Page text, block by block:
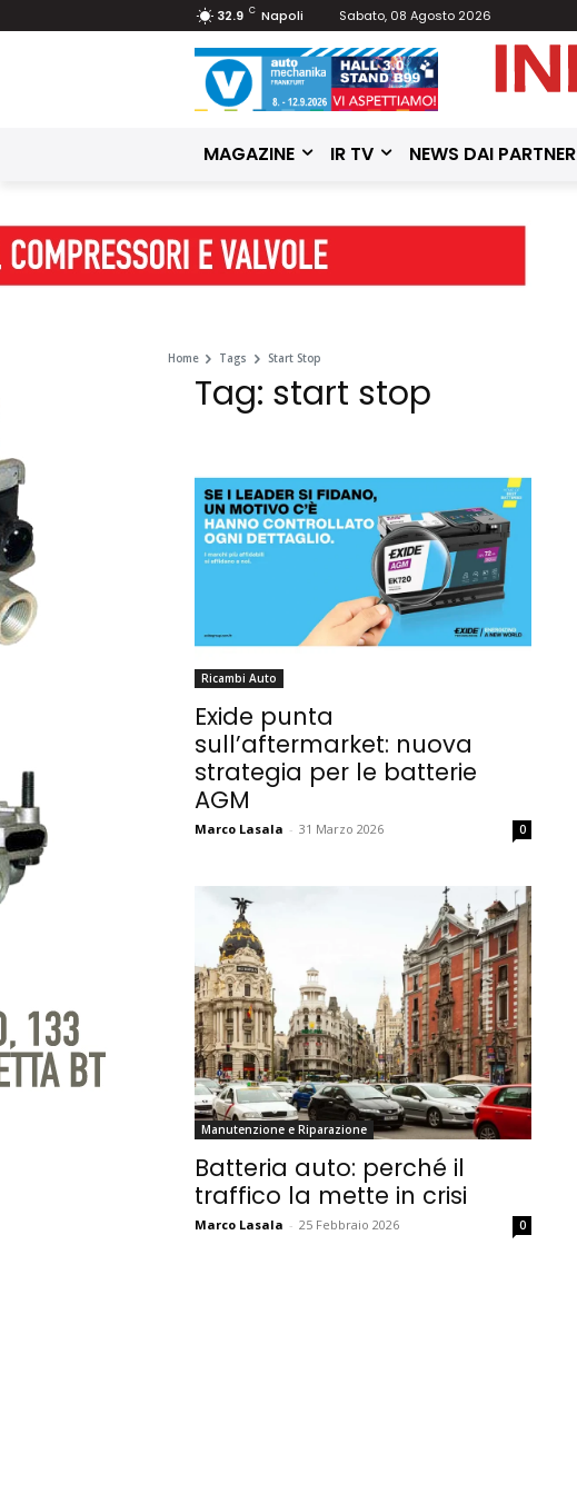
32.9 C Napoli Sabato, 08 Agosto 2026
MAGAZINE IR TV NEWS DAI PARTNER
Home Tags Start Stop
Tag: start stop
Ricambi Auto
Exide punta
sull’aftermarket: nuova
strategia per le batterie
AGM
Marco Lasala - 31 Marzo 2026 0
Manutenzione e Riparazione
Batteria auto: perché il
traffico la mette in crisi
Marco Lasala - 25 Febbraio 2026 0